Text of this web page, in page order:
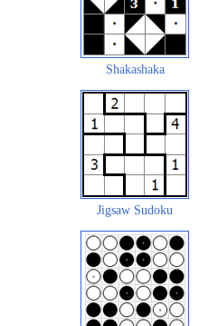
Shakashaka
Jigsaw Sudoku